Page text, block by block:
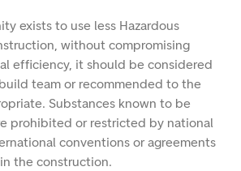
exists to use less Hazardous
without compromising
efficiency, it should be considered
team or recommended to the
Substances known to be
prohibited or restricted by national
conventions or agreements
the construction.